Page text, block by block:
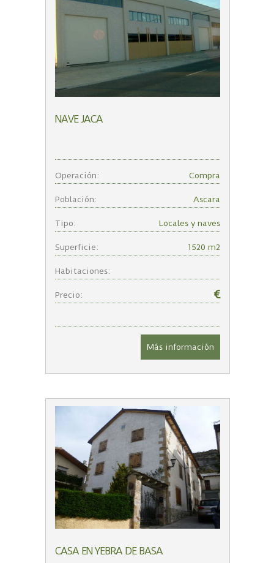
NAVE JACA
Operación: Compra
Población: Ascara
Tipo: Locales y naves
Superficie: 1520 m2
Habitaciones:
Precio: €
Más información
CASA EN YEBRA DE BASA